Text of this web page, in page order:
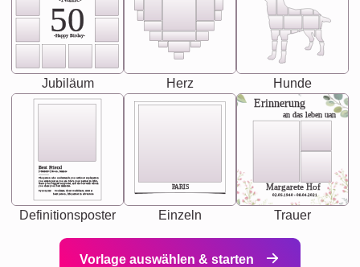
50
-Happy Birday-
Jubiläum Herz Hunde
Best Friend
[<NAME>] Noun, feminie
Synonyms: Soulmate, closet confidante, sister at
heart person, life partner in adventure.
The person who understands you without explanation
you accepts just as you are. She's your partner in life's,
chaos your biggest supporter, and the one with whom
you share your best memories.
Definitionsposter
PARIS
Einzeln
Erinnerung
an das leben uan
Margarete Hof
02.05.1940 - 08.04.2021
Trauer
Vorlage auswählen & starten